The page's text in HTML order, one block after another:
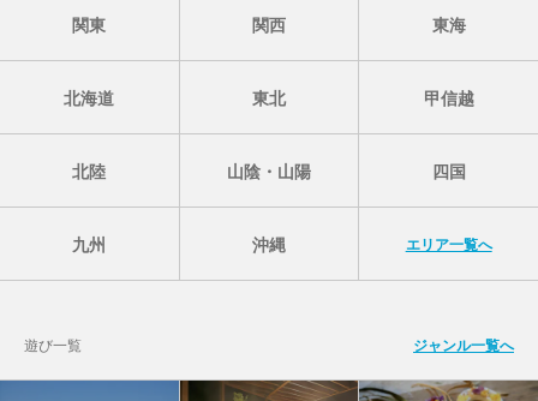
関東 関西 東海
北海道 東北 甲信越
北陸 山陰・山陽 四国
九州 沖縄 エリア一覧へ
遊び一覧 ジャンル一覧へ